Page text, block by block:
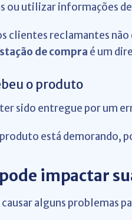
ou utilizar informações
clientes reclamantes
de compra é um
o produto
sido entregue por um
está demorando,
impactar
alguns problemas